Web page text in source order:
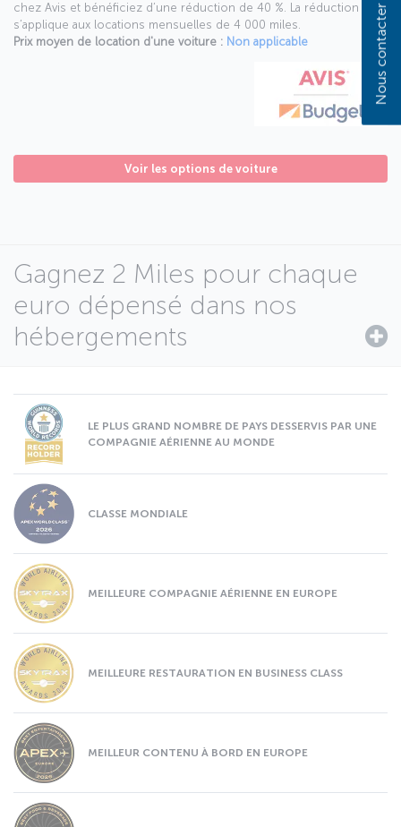
chez Avis et bénéficiez d’une réduction de 40 %. La réduction Avis
s’applique aux locations mensuelles de 4 000 miles.
Prix moyen de location d'une voiture : Non applicable
Voir les options de voiture
Gagnez 2 Miles pour chaque
euro dépensé dans nos
hébergements
LE PLUS GRAND NOMBRE DE PAYS DESSERVIS PAR UNE
COMPAGNIE AÉRIENNE AU MONDE
CLASSE MONDIALE
MEILLEURE COMPAGNIE AÉRIENNE EN EUROPE
MEILLEURE RESTAURATION EN BUSINESS CLASS
MEILLEUR CONTENU À BORD EN EUROPE
Nous contacter